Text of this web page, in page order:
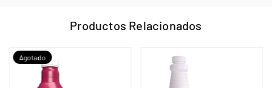
Productos Relacionados
Agotado